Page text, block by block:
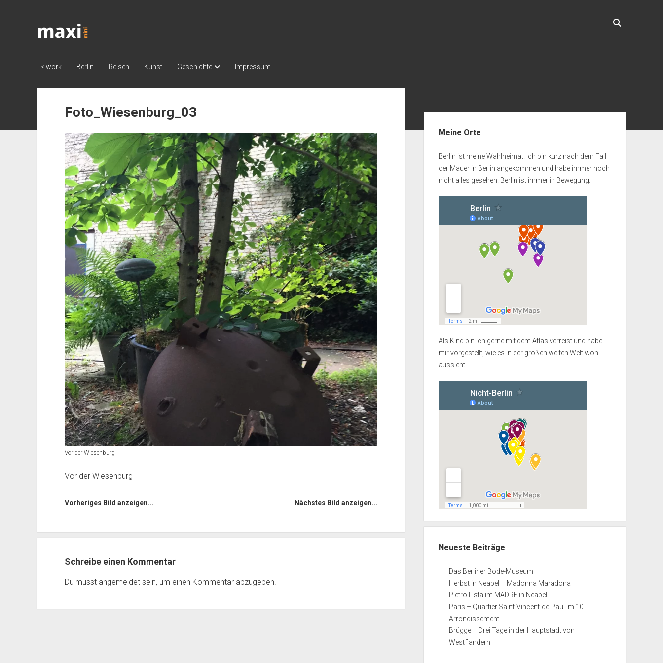
Maximini
< work Berlin Reisen Kunst Geschichte Impressum
Foto_Wiesenburg_03
Vor der Wiesenburg
Vor der Wiesenburg
Vorheriges Bild anzeigen... Nächstes Bild anzeigen...
Schreibe einen Kommentar
Du musst angemeldetsein, um einen Kommentar abzugeben.
Meine Orte
Berlin ist meine Wahlheimat. Ich bin kurz nach dem Fall
der Mauer in Berlin angekommen und habe immer noch
nicht alles gesehen. Berlin ist immer in Bewegung.
Als Kind bin ich gerne mit dem Atlas verreist und habe
mir vorgestellt, wie es in der großen weiten Welt wohl
aussieht ...
Neueste Beiträge
Das Berliner Bode-Museum
Herbst in Neapel – Madonna Maradona
Pietro Lista im MADRE in Neapel
Paris – Quartier Saint-Vincent-de-Paul im 10.
Arrondissement
Brügge – Drei Tage in der Hauptstadt von
Westflandern